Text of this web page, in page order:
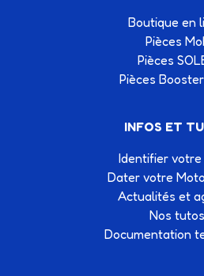
Boutique en
Pièces
Pièces
Pièces
INFOS ET
Identifier votre
Dater votre
Actualités et
Nos tutos
Documentation